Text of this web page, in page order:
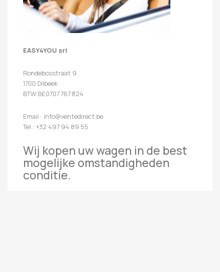
EASY4YOU srl
Rondebosstraat 9
1700 Dilbeek
BTW:BE0707.767.824
Email : info@ventedirect.be
Tel : +32 497 94 89 55
Wij kopen uw wagen in de best
mogelijke omstandigheden
conditie.